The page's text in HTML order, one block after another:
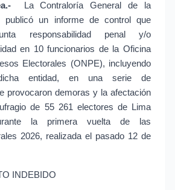
La Contraloría General de la
publicó un informe de control que
responsabilidad penal y/o
en 10 funcionarios de la Oficina
Electorales (ONPE), incluyendo
entidad, en una serie de
provocaron demoras y la afectación
de 55 261 electores de Lima
la primera vuelta de las
2026, realizada el pasado 12 de
INDEBIDO